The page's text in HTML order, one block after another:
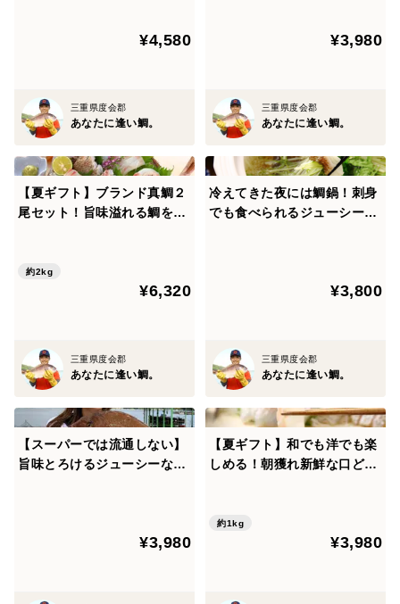
リューム感と肉のやわらかさのバランスが絶妙な1〜
-------------------------------------------------------
海から揚がってすぐに “水洗い”。
鮮度抜群のまま“真空パック”。
-------------------------------------------------------
水洗いとは、魚のエラとハラ（内臓）を取り出す下処理
を保ち、その後の調理もスムーズになります。熟練の料
-------------------------------------------------------
すぐ食べ“たい”人向けに三枚おろし
-------------------------------------------------------
もちろん「自分で魚をさばくのが好き！」「家族で体験
¥4,580
三重県度会郡
あなたに逢い鯛。
¥3,980
三重県度会郡
あなたに逢い鯛。
【夏ギフト】ブランド真鯛２
尾セット！旨味溢れる鯛を贈
約2kg
¥6,320
三重県度会郡
あなたに逢い鯛。
冷えてきた夜には鯛鍋！刺身
でも食べられるジューシーな
¥3,800
三重県度会郡
あなたに逢い鯛。
【スーパーでは流通しない】
旨味とろけるジューシーな
¥3,980
【夏ギフト】和でも洋でも楽
しめる！朝獲れ新鮮な口どけ
皮なし＞
約1kg
¥3,980